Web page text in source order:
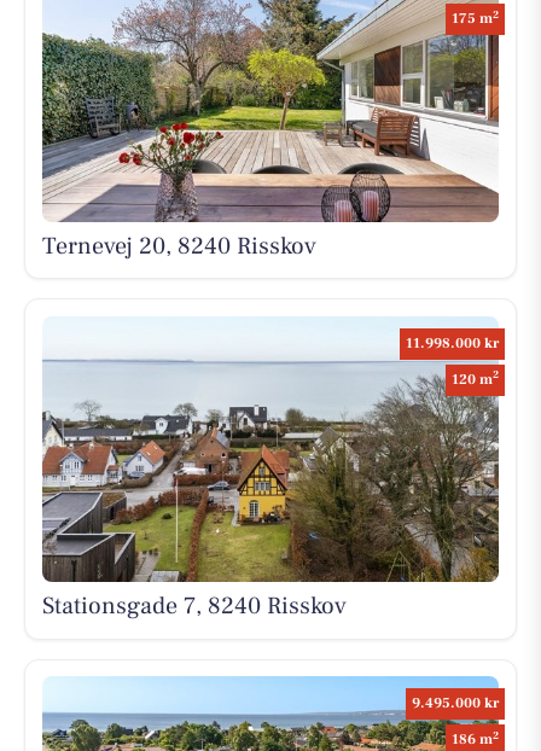
175 m2
Ternevej 20, 8240 Risskov
11.998.000 kr
120 m2
Stationsgade 7, 8240 Risskov
9.495.000 kr
186 m2